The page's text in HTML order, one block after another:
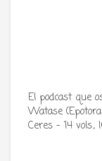
El podcast que
Watase
Ceres – 14 vols.,